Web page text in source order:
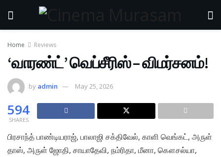
Home Reviews
‘வாரண்ட்’ வெப்சீரிஸ் – விமர்சனம்!
by admin May 25, 2026
594
SHARES
பிரசாந்த் பாண்டியராஜ், பாலாஜி சக்திவேல், காளி வெங்கட், அருள்
தாஸ், அருள் ஜோதி, சாயாதேவி, நம்ரிதா, மீனா, கௌசல்யா,